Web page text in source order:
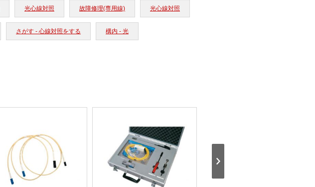
光心線対照 故障修理(専用線) 光心線対照
さがす - 心線対照をする 構内 - 光